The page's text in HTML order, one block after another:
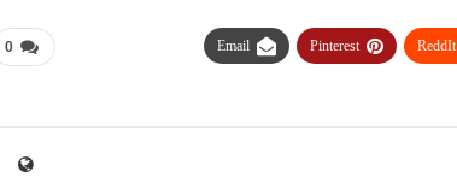
0 ReddIt
Pinterest
Email